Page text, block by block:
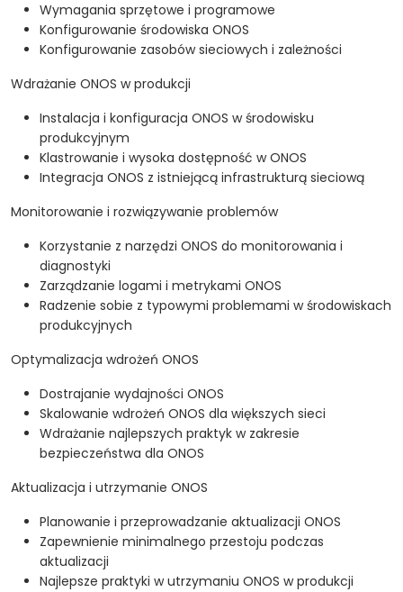
Wymagania sprzętowe i programowe
Konfigurowanie środowiska ONOS
Konfigurowanie zasobów sieciowych i zależności
Wdrażanie ONOS w produkcji
Instalacja i konfiguracja ONOS w środowisku
produkcyjnym
Klastrowanie i wysoka dostępność w ONOS
Integracja ONOS z istniejącą infrastrukturą sieciową
Monitorowanie i rozwiązywanie problemów
Korzystanie z narzędzi ONOS do monitorowania i
diagnostyki
Zarządzanie logami i metrykami ONOS
Radzenie sobie z typowymi problemami w środowiskach
produkcyjnych
Optymalizacja wdrożeń ONOS
Dostrajanie wydajności ONOS
Skalowanie wdrożeń ONOS dla większych sieci
Wdrażanie najlepszych praktyk w zakresie
bezpieczeństwa dla ONOS
Aktualizacja i utrzymanie ONOS
Planowanie i przeprowadzanie aktualizacji ONOS
Zapewnienie minimalnego przestoju podczas
aktualizacji
Najlepsze praktyki w utrzymaniu ONOS w produkcji